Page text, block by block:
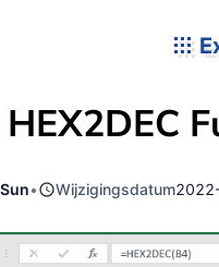
Sun• Wijzigingsdatum